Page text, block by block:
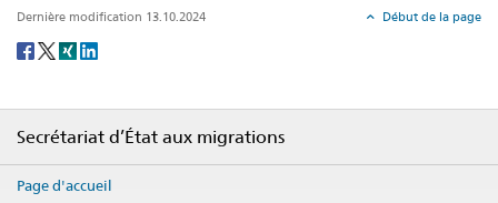
Dernière modification 13.10.2024 Début de la page
Social
Secrétariat d’État aux migrations
Page d'accueil